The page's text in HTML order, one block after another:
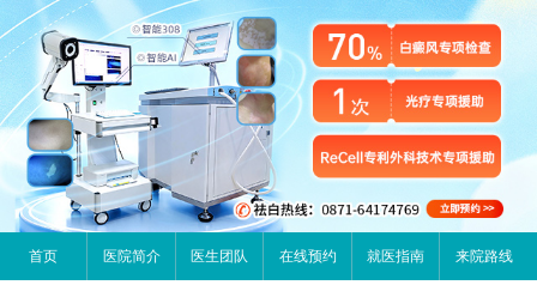
首页 医院简介 医生团队 在线预约 就医指南 来院路线